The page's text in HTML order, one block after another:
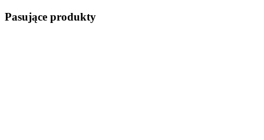
Pasujące produkty